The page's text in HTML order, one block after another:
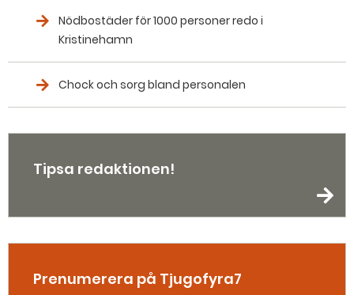
Nödbostäder för 1000 personer redo i
Kristinehamn
Chock och sorg bland personalen
Tipsa redaktionen!
Prenumerera på Tjugofyra7